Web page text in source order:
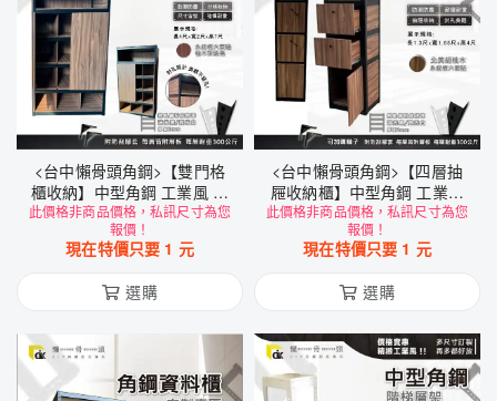
<台中懶骨頭角鋼>【雙門格
櫃收納】中型角鋼 工業風 角
鋼 收納架 方格櫃 雙開門 置
物櫃 (黑色/白色) DIY
此價格非商品價格，私訊尺寸為您
報價！
現在特價只要 1 元
選購
<台中懶骨頭角鋼>【四層抽
屜收納櫃】中型角鋼 工業風
角鋼 抽屜櫃 置物櫃 (黑色/白
色) DIY
此價格非商品價格，私訊尺寸為您
報價！
現在特價只要 1 元
選購